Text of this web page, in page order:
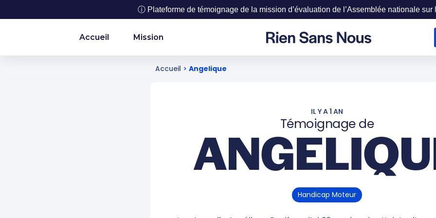
ⓘ Plateforme de témoignage de la mission d’évaluation de l’Assemblée nationale sur
Accueil Mission
Accueil > Angelique
IL Y A 1 AN
Témoignage de
Handicap Moteur